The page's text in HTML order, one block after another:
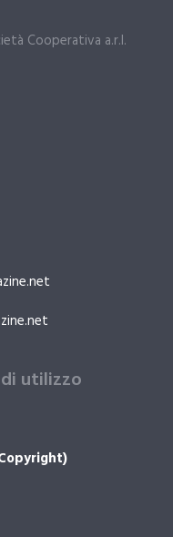
Cooperativa a.r.l.
utilizzo